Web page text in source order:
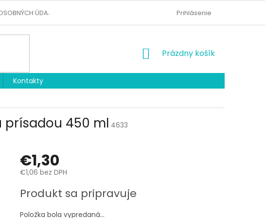
ÚDAJOV ODSTÚPENIE OD ZMLUVY
Prihlásenie
NÁKUPNÝ
Prázdny košík
Kontakty
prísadou 450 ml 4633
€1,30
€1,06 bez DPH
cena:
Produkt sa pripravuje
Položka bola vypredaná…